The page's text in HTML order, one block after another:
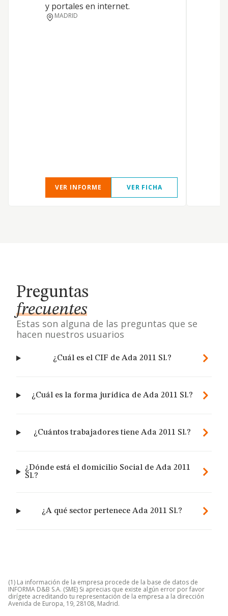
y portales en internet.
MADRID
VER INFORME VER FICHA
Preguntas
frecuentes
Estas son alguna de las preguntas que se
hacen nuestros usuarios
¿Cuál es el CIF de Ada 2011 Sl.?
¿Cuál es la forma jurídica de Ada 2011 Sl.?
¿Cuántos trabajadores tiene Ada 2011 Sl.?
¿Dónde está el domicilio Social de Ada 2011
Sl.?
¿A qué sector pertenece Ada 2011 Sl.?
(1) La información de la empresa procede de la base de datos de
INFORMA D&B S.A. (SME) Si aprecias que existe algún error por favor
dirígete acreditando tu representación de la empresa a la dirección
Avenida de Europa, 19, 28108, Madrid.